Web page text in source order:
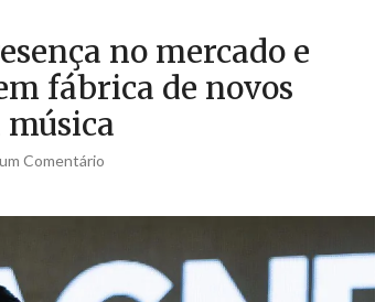
no mercado e
fábrica de novos
Comentário